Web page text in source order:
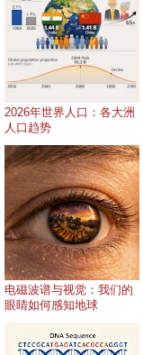
2026年世界人口：各大洲
人口趋势
电磁波谱与视觉：我们的
眼睛如何感知地球